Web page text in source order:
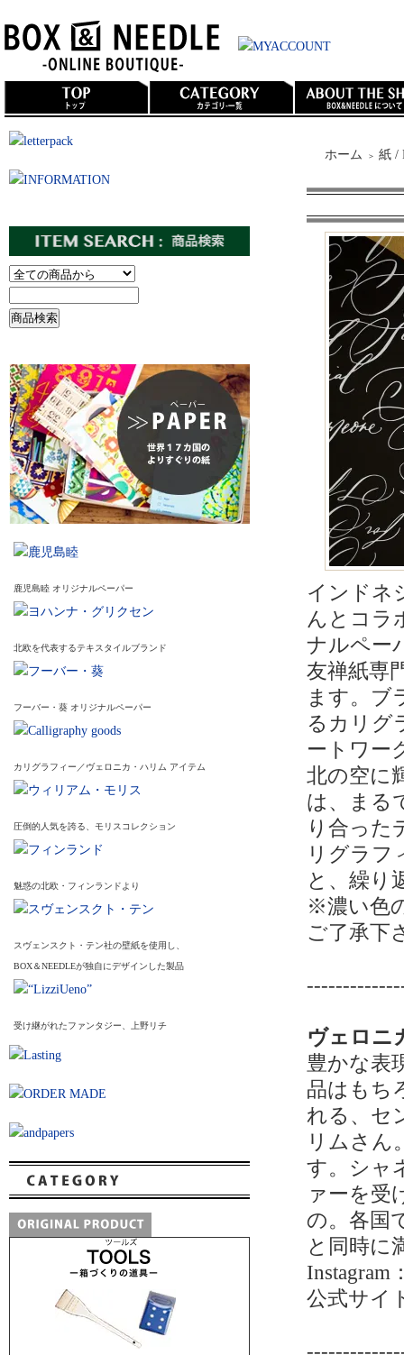
鹿児島睦 オリジナルペーパー
北欧を代表するテキスタイルブランド
フーバー・葵 オリジナルペーパー
カリグラフィー／ヴェロニカ・ハリム アイテム
圧倒的人気を誇る、モリスコレクション
魅惑の北欧・フィンランドより
スヴェンスクト・テン社の壁紙を使用し、
BOX＆NEEDLEが独自にデザインした製品
受け継がれたファンタジー、上野リチ
ホーム ＞ 紙 /
インドネ
んとコラ
ナルペー
友禅紙専
ます。ブ
るカリグ
ートワー
北の空に
は、まる
り合った
リグラフ
と、繰り
※濃い色
ご了承下
ヴェロニ
豊かな表
品はもち
れる、セ
リムさん
す。シャ
ァーを受
の。各国
と同時に
Instagram
公式サイ